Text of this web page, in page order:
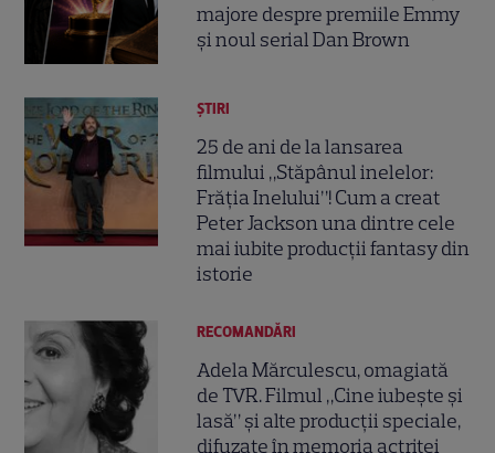
majore despre premiile Emmy
și noul serial Dan Brown
ȘTIRI
25 de ani de la lansarea
filmului „Stăpânul inelelor:
Frăția Inelului”! Cum a creat
Peter Jackson una dintre cele
mai iubite producții fantasy din
istorie
RECOMANDĂRI
Adela Mărculescu, omagiată
de TVR. Filmul „Cine iubește și
lasă” și alte producții speciale,
difuzate în memoria actriței